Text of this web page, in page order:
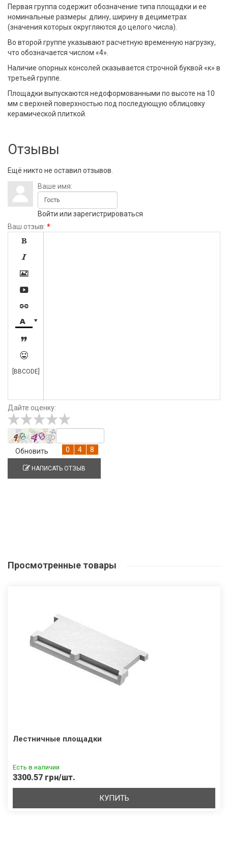
Первая группа содержит обозначение типа площадки и ее
номинальные размеры: длину, ширину в дециметрах
(значения которых округляются до целого числа).
Во второй группе указывают расчетную временную нагрузку,
что обозначается числом «4».
Наличие опорных консолей сказывается строчной буквой «к» в
третьей группе.
Площадки выпускаются недоформованными по высоте на 10
мм с верхней поверхностью под последующую облицовку
керамической плиткой.
Отзывы
Ещё никто не оставил отзывов.
Ваше имя:
Войти или зарегистрироваться
Ваш отзыв: *









[BBCODE]
Дайте оценку:
Обновить
НАПИСАТЬ ОТЗЫВ
Просмотренные товары
Лестничные площадки
Есть в наличии
3300.57 грн/шт.
КУПИТЬ